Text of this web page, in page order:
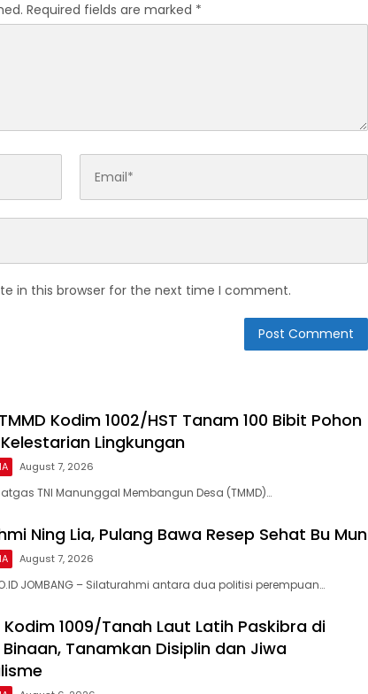
Required fields are marked *
in this browser for the next time I comment.
Kodim 1002/HST Tanam 100 Bibit Pohon
Lingkungan
August 7, 2026
TNI Manunggal Membangun Desa (TMMD)…
Ning Lia, Pulang Bawa Resep Sehat Bu Mun
August 7, 2026
JOMBANG – Silaturahmi antara dua politisi perempuan…
1009/Tanah Laut Latih Paskibra di
Tanamkan Disiplin dan Jiwa